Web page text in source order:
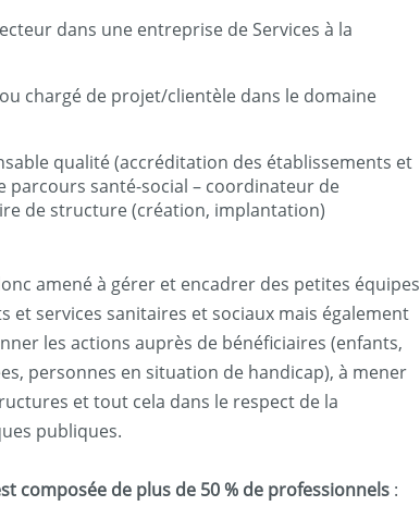
dans une entreprise de Services à la
chargé de projet/clientèle dans le domaine
qualité (accréditation des établissements et
parcours santé-social – coordinateur de
de structure (création, implantation)
amené à gérer et encadrer des petites équipes
et services sanitaires et sociaux mais également
les actions auprès de bénéficiaires (enfants,
personnes en situation de handicap), à mener
et tout cela dans le respect de la
publiques.
composée de plus de 50 % de professionnels :